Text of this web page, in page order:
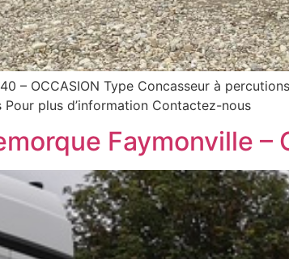
– OCCASION Type Concasseur à
plus d’information Contactez-nous
Faymonville –